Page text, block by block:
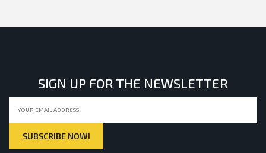
SIGN UP FOR THE NEWSLETTER